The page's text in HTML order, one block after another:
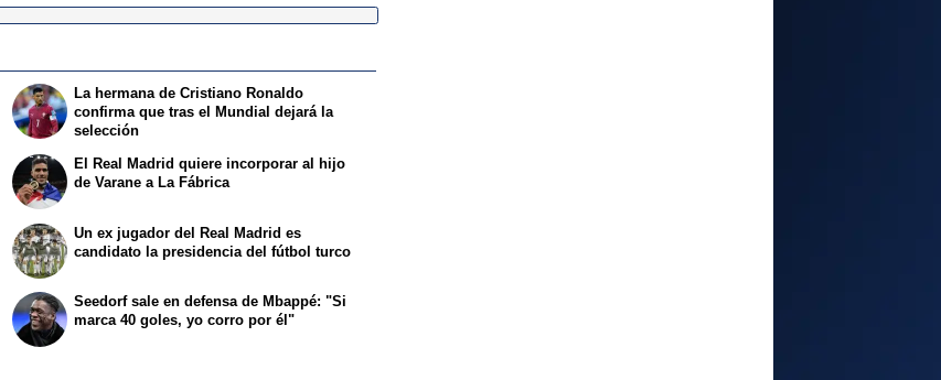
La hermana de Cristiano Ronaldo
confirma que tras el Mundial dejará la
selección
El Real Madrid quiere incorporar al hijo
de Varane a La Fábrica
Un ex jugador del Real Madrid es
candidato la presidencia del fútbol turco
Seedorf sale en defensa de Mbappé: "Si
marca 40 goles, yo corro por él"